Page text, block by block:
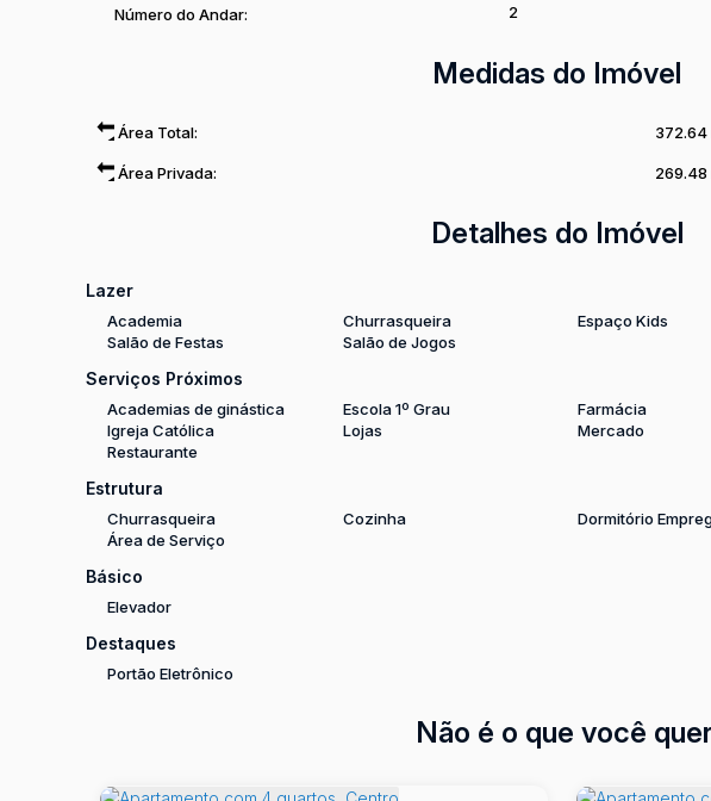
Número do Andar: 2
Medidas do Imóvel
Área Total: 372.64
Área Privada: 269.48
Detalhes do Imóvel
Lazer
Academia Churrasqueira Espaço Kids
Salão de Festas
Salão de Jogos
Serviços Próximos
Academias de ginástica Escola 1º Grau Farmácia
Igreja Católica
Lojas Mercado
Restaurante
Estrutura
Churrasqueira Cozinha Dormitório
Área de Serviço
Básico
Elevador
Destaques
Portão Eletrônico
Não é o que você